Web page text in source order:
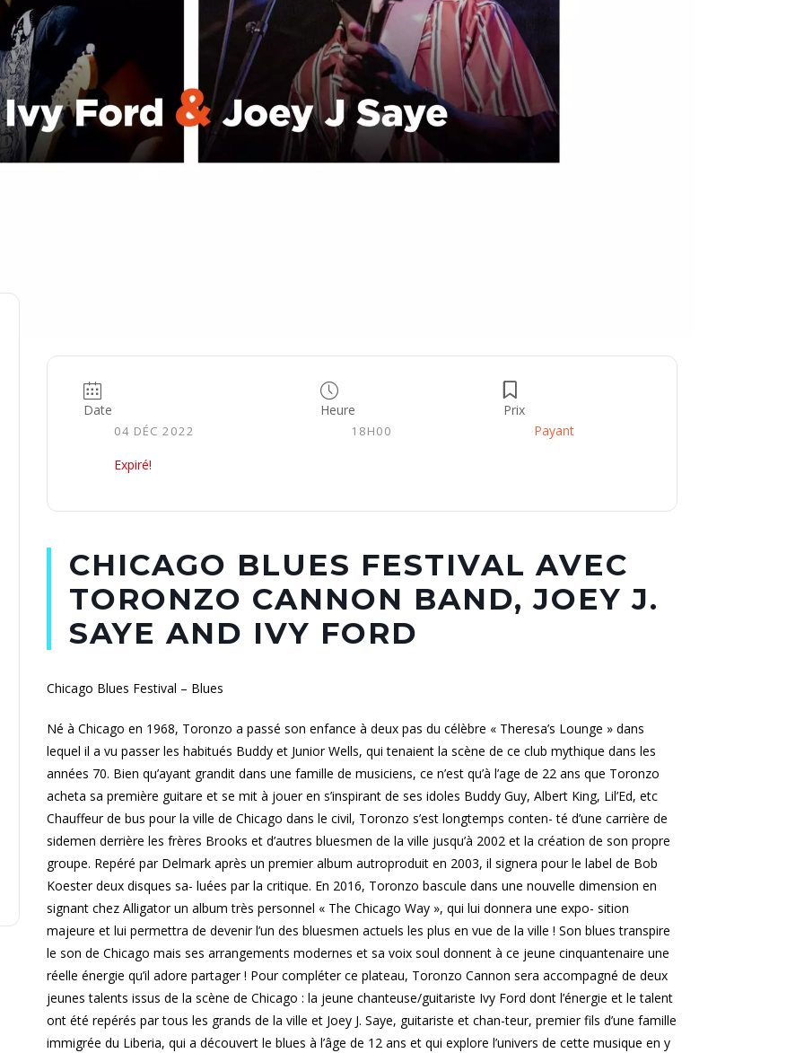
Date
04 DÉC 2022
Expiré!
Heure
18H00
Prix
Payant
CHICAGO BLUES FESTIVAL AVEC
TORONZO CANNON BAND, JOEY J.
SAYE AND IVY FORD
Chicago Blues Festival – Blues
Né à Chicago en 1968, Toronzo a passé son enfance à deux pas du célèbre « Theresa’s Lounge » dans
lequel il a vu passer les habitués Buddy et Junior Wells, qui tenaient la scène de ce club mythique dans les
années 70. Bien qu’ayant grandit dans une famille de musiciens, ce n’est qu’à l’age de 22 ans que Toronzo
acheta sa première guitare et se mit à jouer en s’inspirant de ses idoles Buddy Guy, Albert King, Lil’Ed, etc
Chauffeur de bus pour la ville de Chicago dans le civil, Toronzo s’est longtemps conten- té d’une carrière de
sidemen derrière les frères Brooks et d’autres bluesmen de la ville jusqu’à 2002 et la création de son propre
groupe. Repéré par Delmark après un premier album autroproduit en 2003, il signera pour le label de Bob
Koester deux disques sa- luées par la critique. En 2016, Toronzo bascule dans une nouvelle dimension en
signant chez Alligator un album très personnel « The Chicago Way », qui lui donnera une expo- sition
majeure et lui permettra de devenir l’un des bluesmen actuels les plus en vue de la ville ! Son blues transpire
le son de Chicago mais ses arrangements modernes et sa voix soul donnent à ce jeune cinquantenaire une
réelle énergie qu’il adore partager ! Pour compléter ce plateau, Toronzo Cannon sera accompagné de deux
jeunes talents issus de la scène de Chicago : la jeune chanteuse/guitariste Ivy Ford dont l’énergie et le talent
ont été repérés par tous les grands de la ville et Joey J. Saye, guitariste et chan-teur, premier fils d’une famille
immigrée du Liberia, qui a découvert le blues à l’âge de 12 ans et qui explore l’univers de cette musique en y